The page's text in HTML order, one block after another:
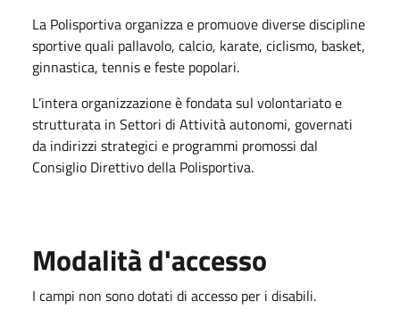
La Polisportiva organizza e promuove diverse discipline
sportive quali pallavolo, calcio, karate, ciclismo, basket,
ginnastica, tennis e feste popolari.
L’intera organizzazione è fondata sul volontariato e
strutturata in Settori di Attività autonomi, governati
da indirizzi strategici e programmi promossi dal
Consiglio Direttivo della Polisportiva.
Modalità d'accesso
I campi non sono dotati di accesso per i disabili.